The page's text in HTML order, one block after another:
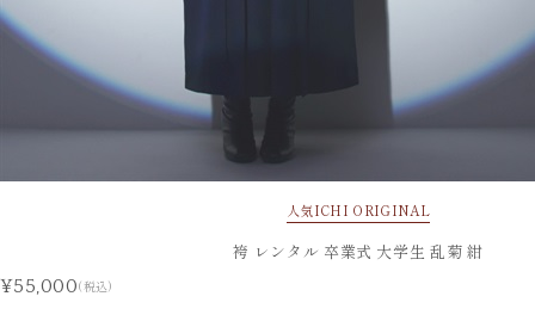
人気ICHI ORIGINAL
袴 レンタル 卒業式 大学生 乱菊 紺
¥55,000(税込)